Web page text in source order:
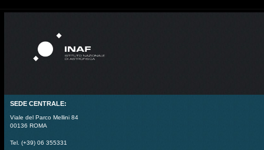
SEDE CENTRALE:
Viale del Parco Mellini 84
00136 ROMA
Tel. (+39) 06 355331